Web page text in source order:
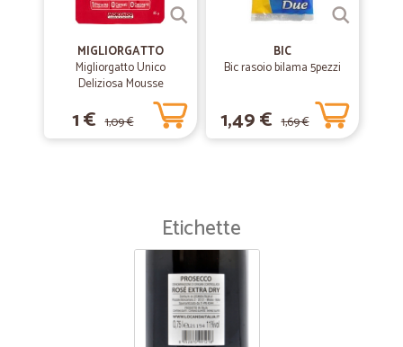
MIGLIORGATTO
Migliorgatto Unico
Deliziosa Mousse
Prosciutto 85 gr.
1 € 1,09 €
BIC
Bic rasoio bilama 5pezzi
1,49 € 1,69 €
Etichette